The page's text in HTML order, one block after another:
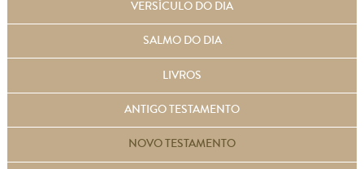
VERSÍCULO DO DIA
SALMO DO DIA
LIVROS
ANTIGO TESTAMENTO
NOVO TESTAMENTO